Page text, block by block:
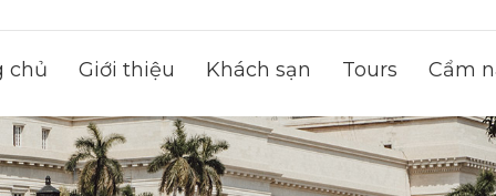
chủ Giới thiệu Khách sạn Tours Cẩm